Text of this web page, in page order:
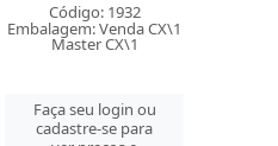
Código: 1932
Embalagem: Venda CX\1
Master CX\1
Faça seu login ou
cadastre-se para